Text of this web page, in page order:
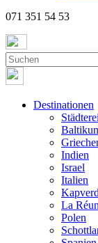
071 351 54 53
Destinationen
Indien
Israel
Italien
La
Polen